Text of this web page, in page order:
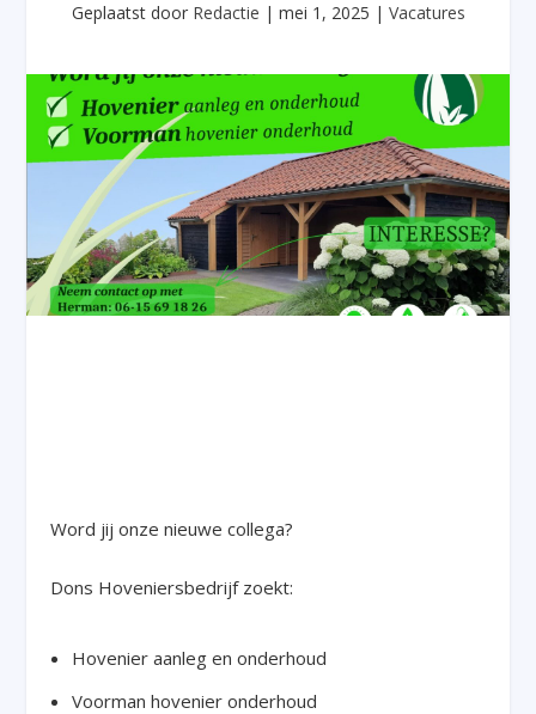
Geplaatst door Redactie | mei 1, 2025 | Vacatures
Word jij onze nieuwe collega?
Dons Hoveniersbedrijf zoekt:
Hovenier aanleg en onderhoud
Voorman hovenier onderhoud